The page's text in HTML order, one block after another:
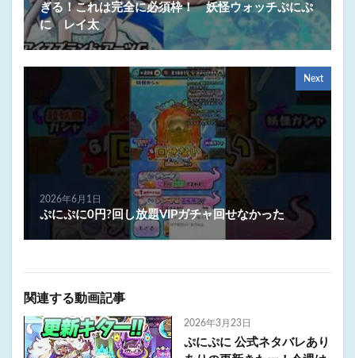
ぎる！これは完全に必須枠！ 妖怪ウォッチぷにぷ
に レイ太
Next
2026年6月1日
ぷにぷに0円?回し放題VIPガチャ回せなかった
関連する動画記事
2026年3月23日
ぷにぷに 公式ネタバレあり